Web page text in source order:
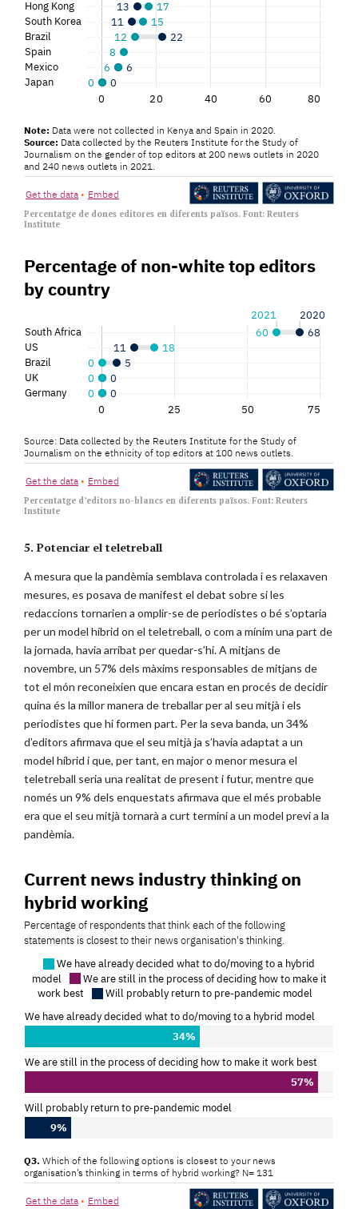
Percentatge de dones editores en diferents països. Font: Reuters
Institute
Percentatge d’editors no-blancs en diferents països. Font: Reuters
Institute
5. Potenciar el teletreball
A mesura que la pandèmia semblava controlada i es relaxaven
mesures, es posava de manifest el debat sobre si les
redaccions tornarien a omplir-se de periodistes o bé s’optaria
per un model híbrid on el teletreball, o com a mínim una part de
la jornada, havia arribat per quedar-s’hi. A mitjans de
novembre, un 57% dels màxims responsables de mitjans de
tot el món reconeixien que encara estan en procés de decidir
quina és la millor manera de treballar per al seu mitjà i els
periodistes que hi formen part. Per la seva banda, un 34%
d’editors afirmava que el seu mitjà ja s’havia adaptat a un
model híbrid i que, per tant, en major o menor mesura el
teletreball seria una realitat de present i futur, mentre que
només un 9% dels enquestats afirmava que el més probable
era que el seu mitjà tornarà a curt termini a un model previ a la
pandèmia.